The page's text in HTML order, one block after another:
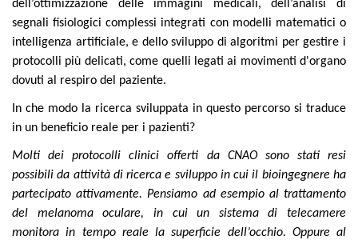
dell’ottimizzazione delle immagini medicali, dell’analisi di
segnali fisiologici complessi integrati con modelli matematici o
intelligenza artificiale, e dello sviluppo di algoritmi per gestire i
protocolli più delicati, come quelli legati ai movimenti d'organo
dovuti al respiro del paziente.
In che modo la ricerca sviluppata in questo percorso si traduce
in un beneficio reale per i pazienti?
Molti dei protocolli clinici offerti da CNAO sono stati resi
possibili da attività di ricerca e sviluppo in cui il bioingegnere ha
partecipato attivamente. Pensiamo ad esempio al trattamento
del melanoma oculare, in cui un sistema di telecamere
monitora in tempo reale la superficie dell’occhio. Oppure al